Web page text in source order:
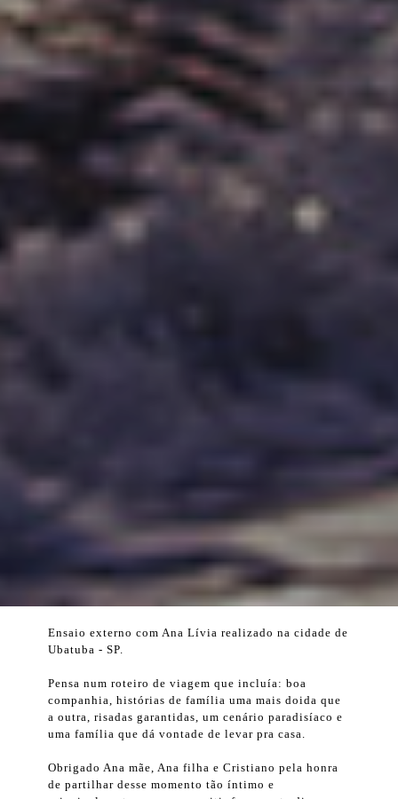
Ensaio externo com Ana Lívia realizado na cidade de
Ubatuba - SP.
Pensa num roteiro de viagem que incluía: boa
companhia, histórias de família uma mais doida que
a outra, risadas garantidas, um cenário paradisíaco e
uma família que dá vontade de levar pra casa.
Obrigado Ana mãe, Ana filha e Cristiano pela honra
de partilhar desse momento tão íntimo e